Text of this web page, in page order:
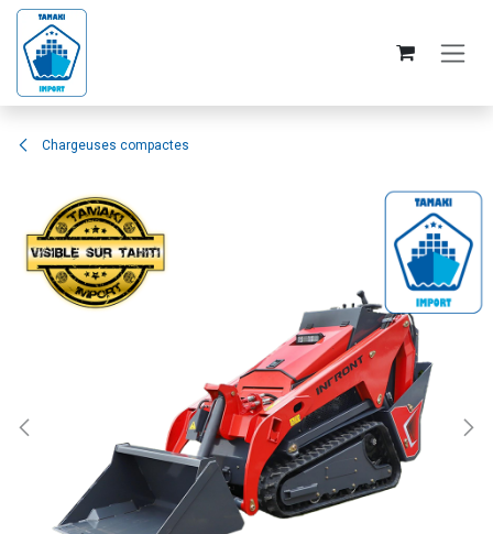
Se rendre au contenu
Chargeuses compactes